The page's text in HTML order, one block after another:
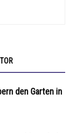
den Garten in